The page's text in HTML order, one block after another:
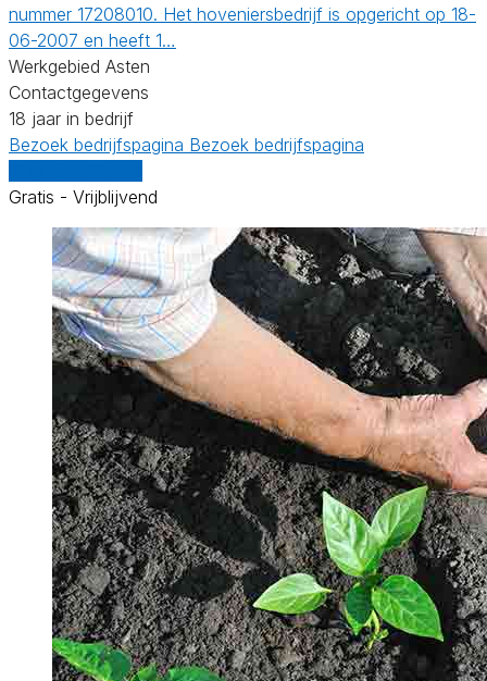
nummer 17208010. Het hoveniersbedrijf is opgericht op 18-
06-2007 en heeft 1…
Werkgebied Asten
Contactgegevens
18 jaar in bedrijf
Bezoek bedrijfspagina Bezoek bedrijfspagina
Gratis - Vrijblijvend